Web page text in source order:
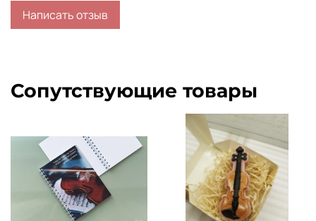
Написать отзыв
Сопутствующие товары